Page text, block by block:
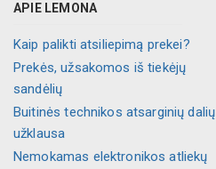
APIE LEMONA
Kaip palikti atsiliepimą prekei?
Prekės, užsakomos iš tiekėjų
sandėlių
Buitinės technikos atsarginių dalių
užklausa
Nemokamas elektronikos atliekų